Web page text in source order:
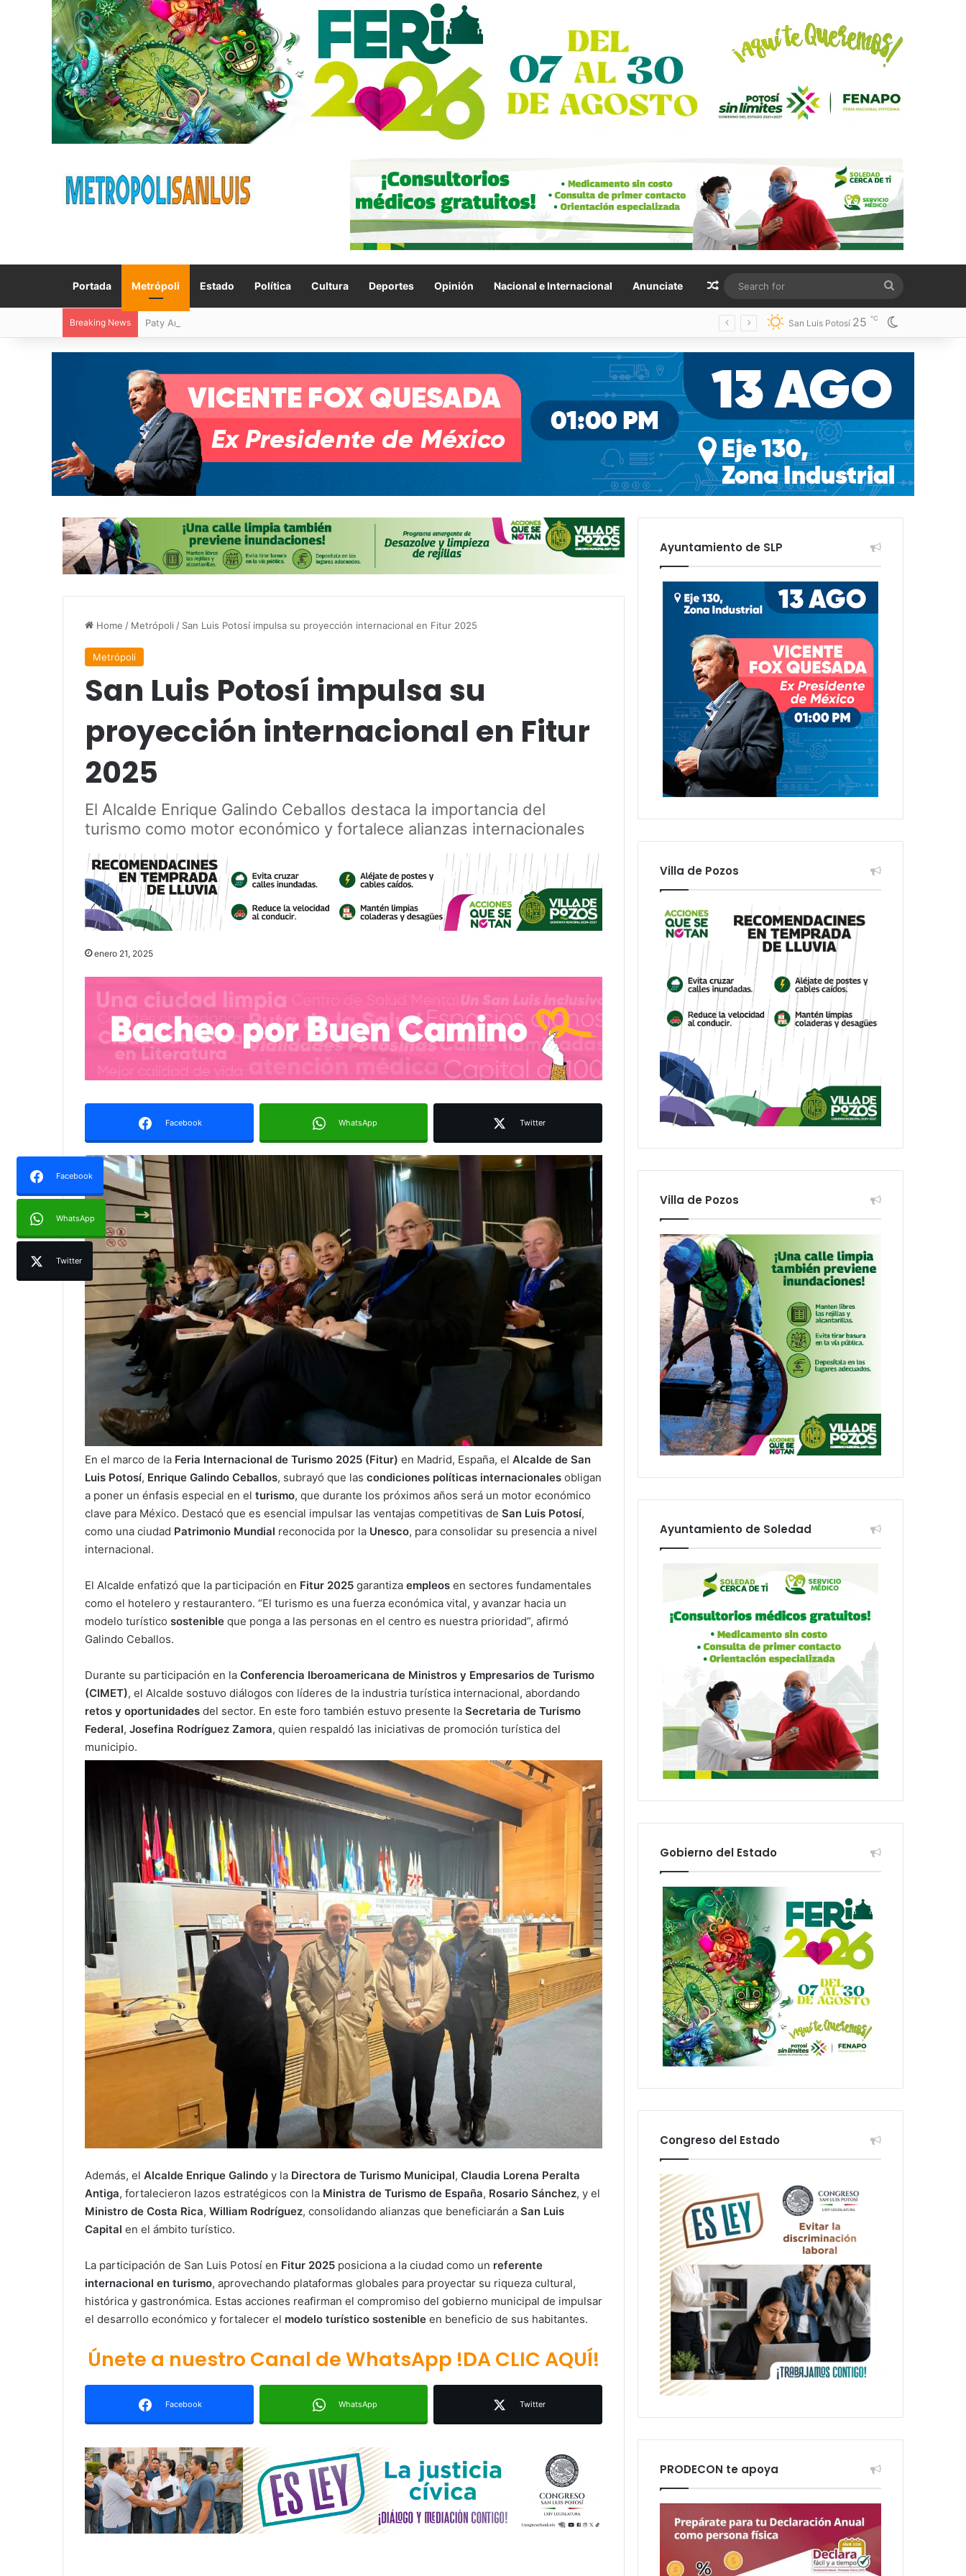
Portada Metrópoli Estado Política Cultura Deportes Opinión Nacional e Internacional Anunciate Random Article
for
Breaking News Paty Aradillas destaca impacto del nuevo desnivel de Circuito Potosí en la movilidad de Villa de Pozos San Luis Potosí 25 ℃
Home / Metrópoli / San Luis Potosí impulsa su proyección internacional en Fitur 2025
Metrópoli
San Luis Potosí impulsa su
proyección internacional en Fitur
2025
El Alcalde Enrique Galindo Ceballos destaca la importancia del
turismo como motor económico y fortalece alianzas internacionales
enero 21, 2025
Facebook WhatsApp Twitter
Facebook
WhatsApp
Twitter
En el marco de la Feria Internacional de Turismo 2025 (Fitur) en Madrid, España, el Alcalde de San
Luis Potosí, Enrique Galindo Ceballos, subrayó que las condiciones políticas internacionales obligan
a poner un énfasis especial en el turismo, que durante los próximos años será un motor económico
clave para México. Destacó que es esencial impulsar las ventajas competitivas de San Luis Potosí,
como una ciudad Patrimonio Mundial reconocida por la Unesco, para consolidar su presencia a nivel
internacional.
El Alcalde enfatizó que la participación en Fitur 2025 garantiza empleos en sectores fundamentales
como el hotelero y restaurantero. “El turismo es una fuerza económica vital, y avanzar hacia un
modelo turístico sostenible que ponga a las personas en el centro es nuestra prioridad”, afirmó
Galindo Ceballos.
Durante su participación en la Conferencia Iberoamericana de Ministros y Empresarios de Turismo
(CIMET), el Alcalde sostuvo diálogos con líderes de la industria turística internacional, abordando
retos y oportunidades del sector. En este foro también estuvo presente la Secretaria de Turismo
Federal, Josefina Rodríguez Zamora, quien respaldó las iniciativas de promoción turística del
municipio.
Además, el Alcalde Enrique Galindo y la Directora de Turismo Municipal, Claudia Lorena Peralta
Antiga, fortalecieron lazos estratégicos con la Ministra de Turismo de España, Rosario Sánchez, y el
Ministro de Costa Rica, William Rodríguez, consolidando alianzas que beneficiarán a San Luis
Capital en el ámbito turístico.
La participación de San Luis Potosí en Fitur 2025 posiciona a la ciudad como un referente
internacional en turismo, aprovechando plataformas globales para proyectar su riqueza cultural,
histórica y gastronómica. Estas acciones reafirman el compromiso del gobierno municipal de impulsar
el desarrollo económico y fortalecer el modelo turístico sostenible en beneficio de sus habitantes.
Únete a nuestro Canal de WhatsApp !DA CLIC AQUÍ!
Facebook WhatsApp Twitter
Ruth González destaca impacto del
nuevo paso a desnivel en la
movilidad estatal
Juan Manuel Navarro alista
segundo informe en Soledad y
Gobierno del Estado
Carlos Arreola pide a morenistas no
adelantarse y denuncia guerra de
bots rumbo a 2027
Ayuntamiento de SLP
Villa de Pozos
Villa de Pozos
Ayuntamiento de Soledad
Gobierno del Estado
Congreso del Estado
PRODECON te apoya